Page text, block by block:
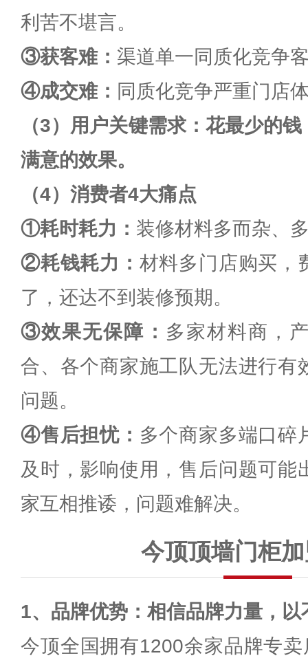
利苦不堪言。
③获客难： 渠道单一同质化竞争
④成交难： 同质化竞争严重门店
（3）用户关键需求：花最少的
满意的效果。
（4）消费者4大痛点
①耗时耗力： 装修材料多而杂、
②耗钱耗力： 材料多门店购买，
了，还达不到装修预期。
③效果无保障： 多家材料商，
合、各个商家施工队无法进行有
问题。
④售后担忧： 多个商家多端口碎
及时，影响使用，售后问题可能
家互相推诿，问题难解决。
今顶顶墙门柜
1、品牌优势：相信品牌力量，以
今顶全国拥有1200余家品牌专